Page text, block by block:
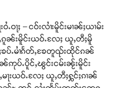
ႃႈ – ငဝ်းလၢႆးမိူင်းမၢၼ်ႈယၢမ်း
ၼ်းမိူင်းယဝ်ႉလႄႈ ယူႇတီႈမိူ
ပ်ႉမၢႆၵႅတ်ႇၶႄတူၺ်းထိုင်ၵၼ်
ဢုပ်ႉပိူင်ႇၽွင်းငမ်းၼႂ်းမိူင်း
းယဝ်ႉလႄႈ ယူႇတီႈႁွင်ႈၵၢၼ်